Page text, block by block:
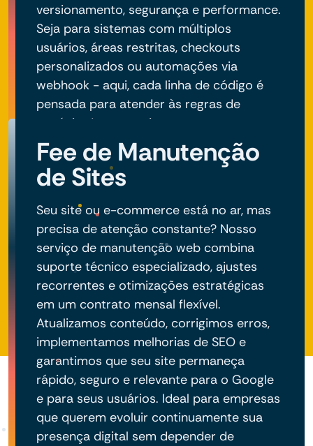
versionamento, segurança e performance.
Seja para sistemas com múltiplos
usuários, áreas restritas, checkouts
personalizados ou automações via
webhook - aqui, cada linha de código é
pensada para atender às regras de
negócio do seu projeto.
Fee de Manutenção
de Sites
Seu site ou e-commerce está no ar, mas
precisa de atenção constante? Nosso
serviço de manutenção web combina
suporte técnico especializado, ajustes
recorrentes e otimizações estratégicas
em um contrato mensal flexível.
Atualizamos conteúdo, corrigimos erros,
implementamos melhorias de SEO e
garantimos que seu site permaneça
rápido, seguro e relevante para o Google
e para seus usuários. Ideal para empresas
que querem evoluir continuamente sua
presença digital sem depender de